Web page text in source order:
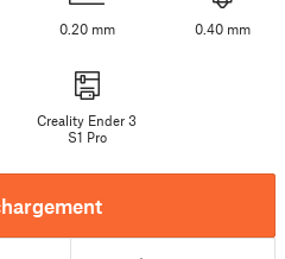
0.20 mm 0.40 mm
Creality Ender 3
S1 Pro